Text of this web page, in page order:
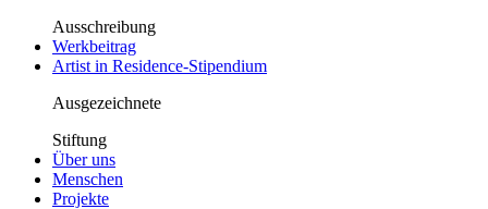
Ausschreibung
Werkbeitrag
Artist in Residence-Stipendium
Ausgezeichnete
Stiftung
Über uns
Menschen
Projekte